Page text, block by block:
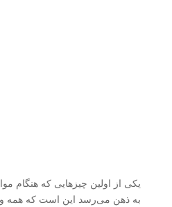
یکی از اولین چیزهایی که هنگام
به ذهن می‌رسد این است که همه